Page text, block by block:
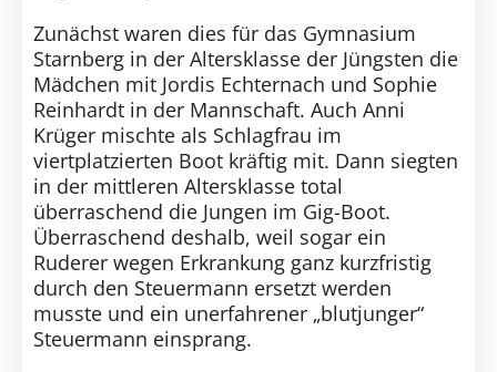
Zunächst waren dies für das Gymnasium
Starnberg in der Altersklasse der Jüngsten die
Mädchen mit Jordis Echternach und Sophie
Reinhardt in der Mannschaft. Auch Anni
Krüger mischte als Schlagfrau im
viertplatzierten Boot kräftig mit. Dann siegten
in der mittleren Altersklasse total
überraschend die Jungen im Gig-Boot.
Überraschend deshalb, weil sogar ein
Ruderer wegen Erkrankung ganz kurzfristig
durch den Steuermann ersetzt werden
musste und ein unerfahrener „blutjunger“
Steuermann einsprang.